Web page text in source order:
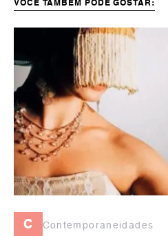
VOCÊ TAMBÉM PODE GOSTAR:
c Contemporaneidades